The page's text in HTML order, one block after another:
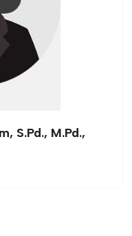
S.Pd., M.Pd.,